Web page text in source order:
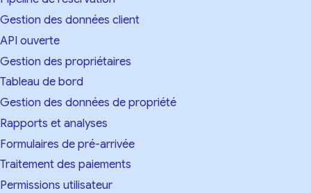
Gestion des données client
API ouverte
Gestion des propriétaires
Tableau de bord
Gestion des données de propriété
Rapports et analyses
Formulaires de pré-arrivée
Traitement des paiements
Permissions utilisateur